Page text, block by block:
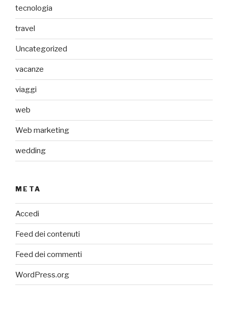
tecnologia
travel
Uncategorized
vacanze
viaggi
web
Web marketing
wedding
META
Accedi
Feed dei contenuti
Feed dei commenti
WordPress.org